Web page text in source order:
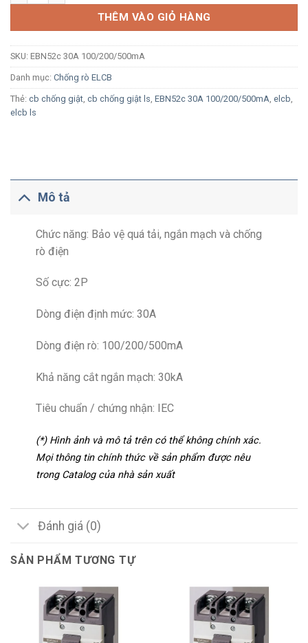
THÊM VÀO GIỎ HÀNG
SKU: EBN52c 30A 100/200/500mA
Danh mục: Chống rò ELCB
Thẻ: cb chống giật cb chống giật ls EBN52c 30A 100/200/500mA elcb
elcb ls
Mô tả
Chức năng: Bảo vệ quá tải, ngắn mạch và chống
rò điện
Số cực: 2P
Dòng điện định mức: 30A
Dòng điện rò: 100/200/500mA
Khả năng cắt ngắn mạch: 30kA
Tiêu chuẩn / chứng nhận: IEC
(*) Hình ảnh và mô tả trên có thể không chính xác.
Mọi thông tin chính thức về sản phẩm được nêu
trong Catalog của nhà sản xuất
Đánh giá (0)
SẢN PHẨM TƯƠNG TỰ